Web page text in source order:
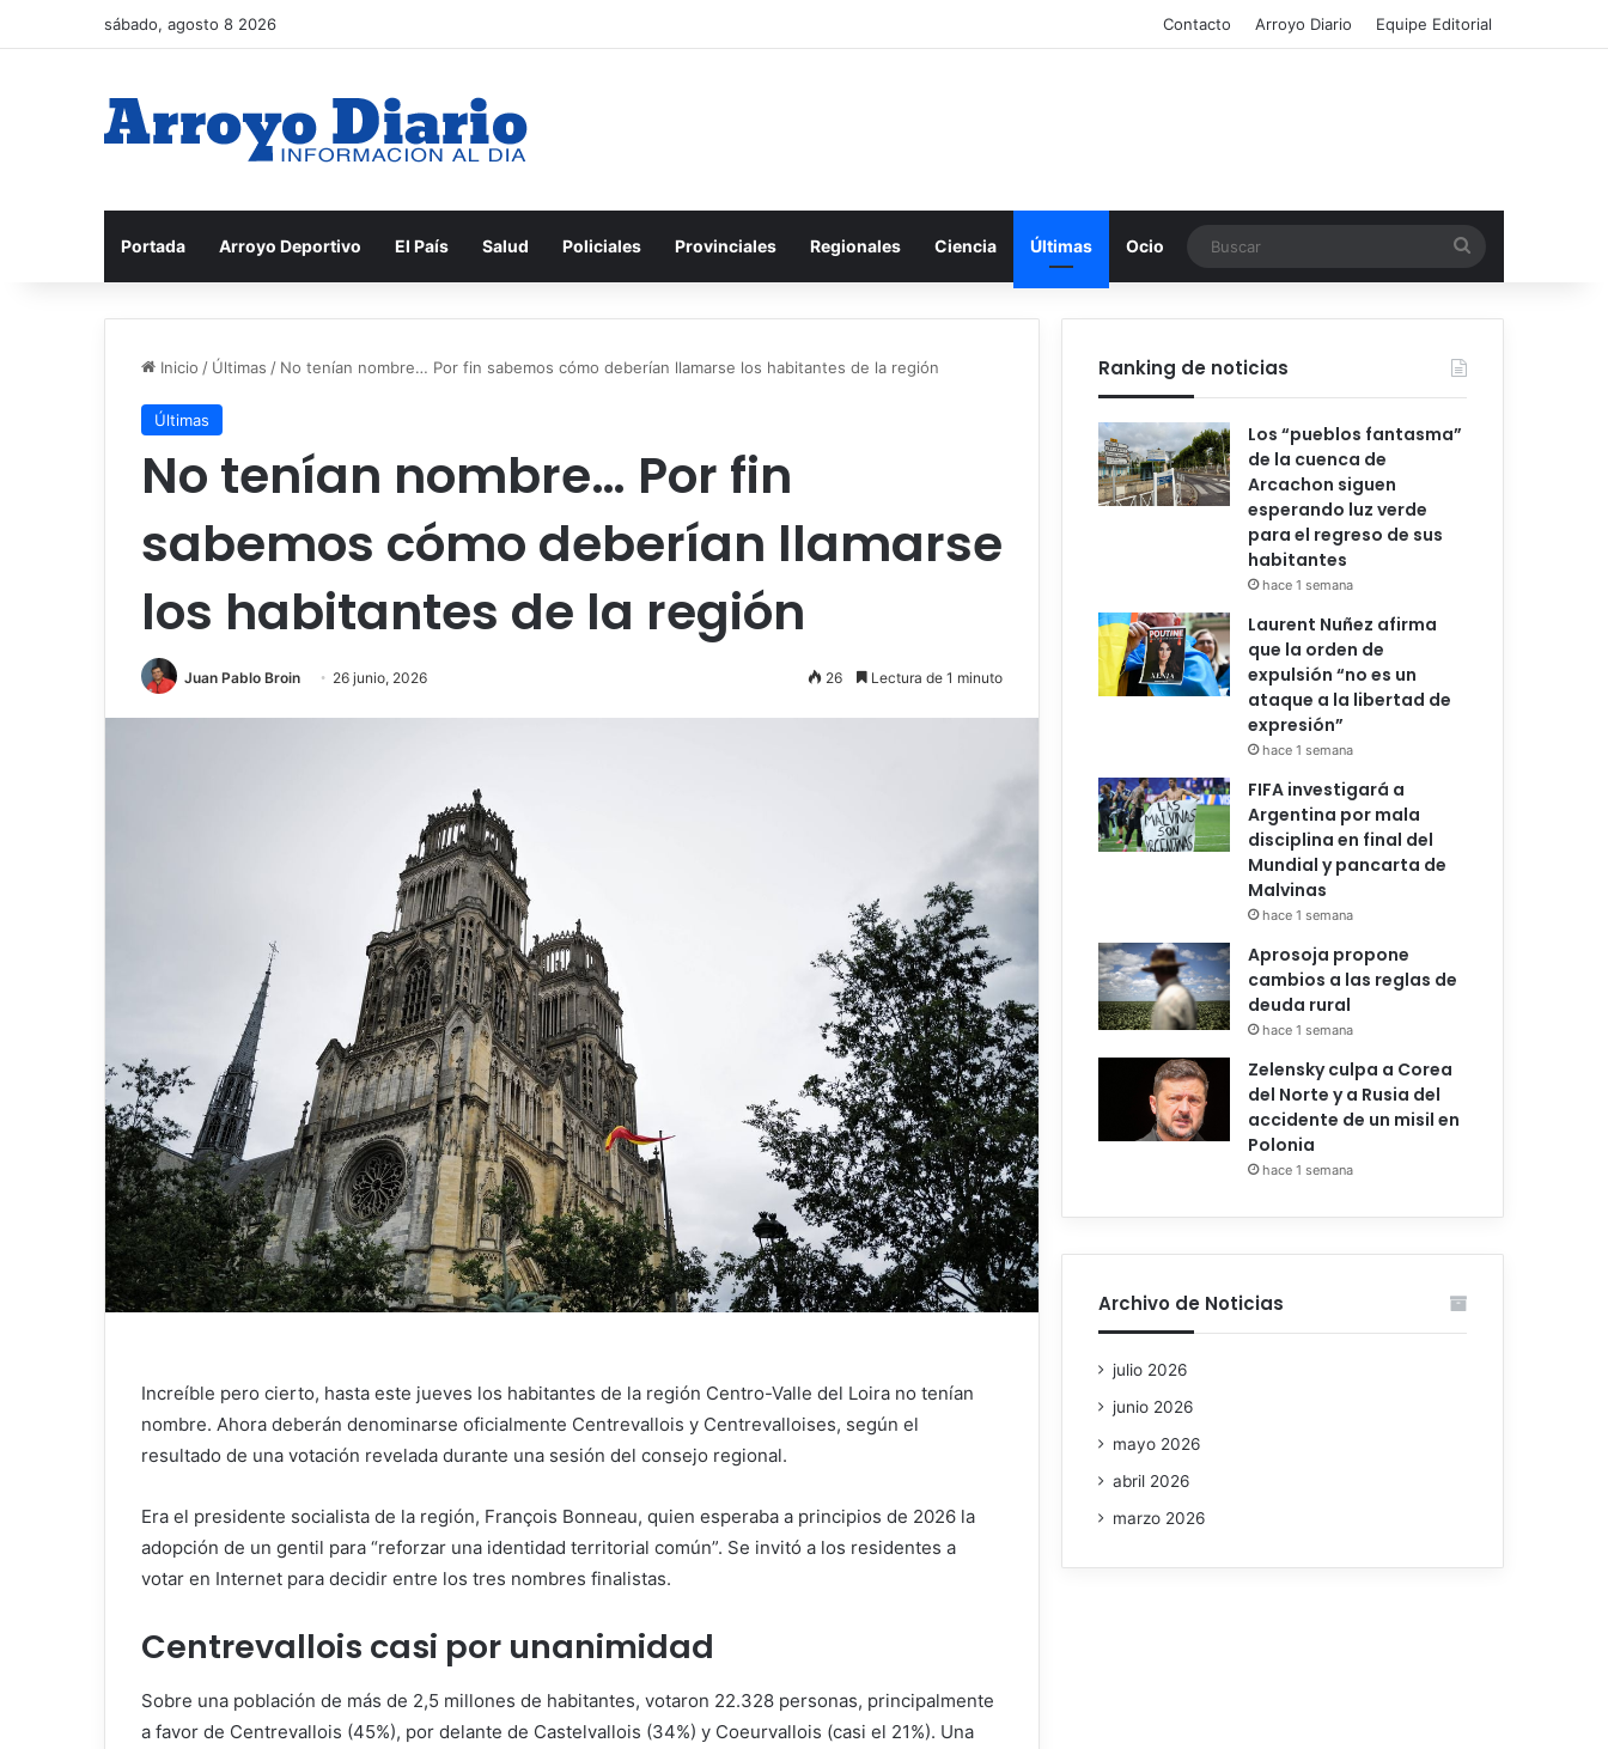
sábado, agosto 8 2026 Contacto Arroyo Diario Equipe Editorial
Portada Arroyo Deportivo El País Salud Policiales Provinciales Regionales Ciencia Últimas Ocio
Inicio / Últimas / No tenían nombre… Por fin sabemos cómo deberían llamarse los habitantes de la región
Últimas
No tenían nombre… Por fin
sabemos cómo deberían llamarse
los habitantes de la región
Juan Pablo Broin 26 junio, 2026 26 Lectura de 1 minuto
Increíble pero cierto, hasta este jueves los habitantes de la región Centro-Valle del Loira no tenían
nombre. Ahora deberán denominarse oficialmente Centrevallois y Centrevalloises, según el
resultado de una votación revelada durante una sesión del consejo regional.
Era el presidente socialista de la región, François Bonneau, quien esperaba a principios de 2026 la
adopción de un gentil para “reforzar una identidad territorial común”. Se invitó a los residentes a
votar en Internet para decidir entre los tres nombres finalistas.
Centrevallois casi por unanimidad
Sobre una población de más de 2,5 millones de habitantes, votaron 22.328 personas, principalmente
a favor de Centrevallois (45%), por delante de Castelvallois (34%) y Coeurvallois (casi el 21%). Una
Ranking de noticias
Los “pueblos fantasma”
de la cuenca de
Arcachon siguen
esperando luz verde
para el regreso de sus
habitantes
hace 1 semana
Laurent Nuñez afirma
que la orden de
expulsión “no es un
ataque a la libertad de
expresión”
hace 1 semana
FIFA investigará a
Argentina por mala
disciplina en final del
Mundial y pancarta de
Malvinas
hace 1 semana
Aprosoja propone
cambios a las reglas de
deuda rural
hace 1 semana
Zelensky culpa a Corea
del Norte y a Rusia del
accidente de un misil en
Polonia
hace 1 semana
Archivo de Noticias
julio 2026
junio 2026
mayo 2026
abril 2026
marzo 2026